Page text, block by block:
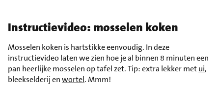
Instructievideo: mosselen koken
Mosselen koken is hartstikke eenvoudig. In deze
instructievideo laten we zien hoe je al binnen 8 minuten een
pan heerlijke mosselen op tafel zet. Tip: extra lekker metui,
bleekselderij enwortel. Mmm!